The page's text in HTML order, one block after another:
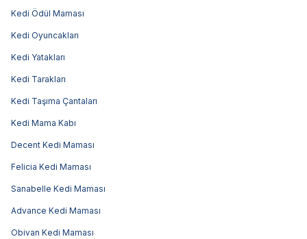
Kedi Ödül Maması
Kedi Oyuncakları
Kedi Yatakları
Kedi Tarakları
Kedi Taşıma Çantaları
Kedi Mama Kabı
Decent Kedi Maması
Felicia Kedi Maması
Sanabelle Kedi Maması
Advance Kedi Maması
Obivan Kedi Maması